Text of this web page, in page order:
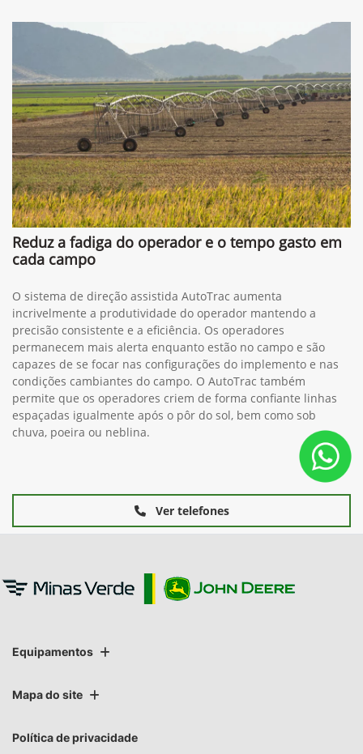
Reduz a fadiga do operador e o tempo gasto em
cada campo
O sistema de direção assistida AutoTrac aumenta
incrivelmente a produtividade do operador mantendo a
precisão consistente e a eficiência. Os operadores
permanecem mais alerta enquanto estão no campo e são
capazes de se focar nas configurações do implemento e nas
condições cambiantes do campo. O AutoTrac também
permite que os operadores criem de forma confiante linhas
espaçadas igualmente após o pôr do sol, bem como sob
chuva, poeira ou neblina.
Ver telefones
Equipamentos
Mapa do site
Política de privacidade